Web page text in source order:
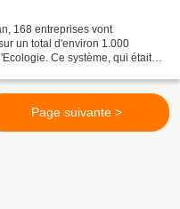
168 entreprises vont
un total d'environ 1.000
Ce système, qui était
Page suivante >